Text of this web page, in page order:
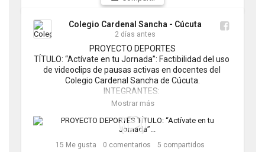
Colegio Cardenal Sancha - Cúcuta
2 días antes
PROYECTO DEPORTES
TÍTULO: “Actívate en tu Jornada”: Factibilidad del uso
de videoclips de pausas activas en docentes del
Colegio Cardenal Sancha de Cúcuta.
INTEGRANTES:
David Santiago León Manjarres
Julián Alejandro Rodríguez Herrera
Ricardo Alejandro Salas Quiroga
Mostrar más
15 Me gusta 0 comentarios 5 compartidos